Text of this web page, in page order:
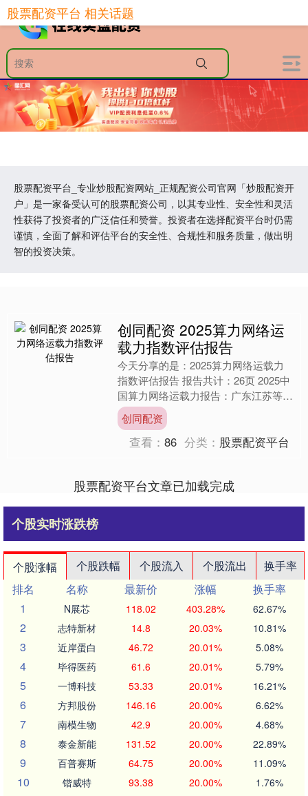
股票配资平台_专业炒股配资网站_正规配资公司官网「炒股配资开
户」是一家备受认可的股票配资公司，以其专业性、安全性和灵活
性获得了投资者的广泛信任和赞誉。投资者在选择配资平台时仍需
谨慎，全面了解和评估平台的安全性、合规性和服务质量，做出明
智的投资决策。
股票配资平台 相关话题
创同配资 2025算力网络运
载力指数评估报告
今天分享的是：2025算力网络运载力
指数评估报告 报告共计：26页 2025中
国算力网络运载力报告：广东江苏等省
市领跑，全光网络成关键突破口 随着
人工智能、云计....
创同配资
查看：86 分类： 股票配资平台
股票配资平台文章已加载完成
个股实时涨跌榜
个股涨幅 个股跌幅 个股流入 个股流出
换手率
排名
名称 最新价 涨幅
换手率
1
N展芯 118.02 403.28% 62.67%
2 志特新材 14.8 20.03% 10.81%
3 近岸蛋白 46.72 20.01% 5.08%
4 毕得医药 61.6 20.01% 5.79%
5 一博科技 53.33 20.01% 16.21%
6 方邦股份 146.16 20.00% 6.62%
7 南模生物 42.9 20.00% 4.68%
8 泰金新能 131.52 20.00% 22.89%
9 百普赛斯 64.75 20.00% 11.09%
10 锴威特 93.38 20.00% 1.76%